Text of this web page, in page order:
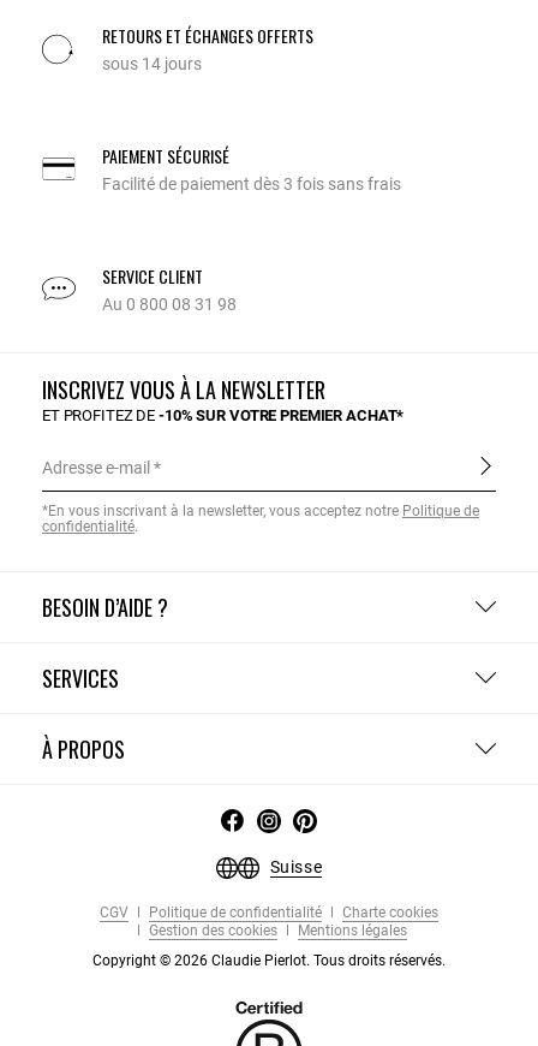
RETOURS ET ÉCHANGES OFFERTS
sous 14 jours
PAIEMENT SÉCURISÉ
Facilité de paiement dès 3 fois sans frais
SERVICE CLIENT
Au 0 800 08 31 98
BESOIN D’AIDE ?
SERVICES
À PROPOS
INSCRIVEZ VOUS À LA NEWSLETTER
ET PROFITEZ DE-10% SUR VOTRE PREMIER ACHAT*
Adresse e-mail
*En vous inscrivant à la newsletter, vous acceptez notre Politique de
confidentialité.
Suisse
CGV Politique de confidentialité
Charte cookies
Gestion des cookies
Mentions légales
Copyright © 2026 Claudie Pierlot. Tous droits réservés.